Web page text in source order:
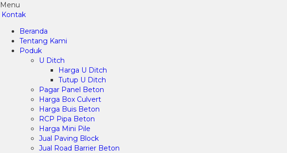
Menu
Kontak
Beranda
Tentang Kami
Poduk
U Ditch
Harga U Ditch
Tutup U Ditch
Pagar Panel Beton
Harga Box Culvert
Harga Buis Beton
RCP Pipa Beton
Harga Mini Pile
Jual Paving Block
Jual Road Barrier Beton